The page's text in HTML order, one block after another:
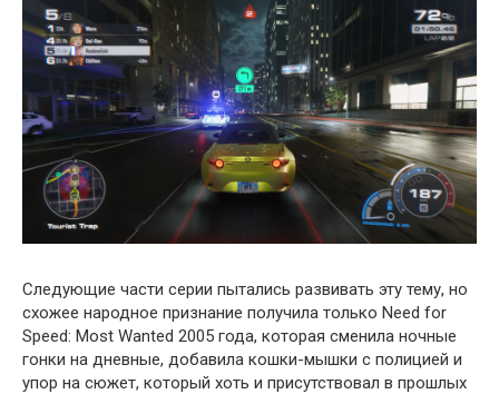
Следующие части серии пытались развивать эту тему, но
схожее народное признание получила только Need for
Speed: Most Wanted 2005 года, которая сменила ночные
гонки на дневные, добавила кошки-мышки с полицией и
упор на сюжет, который хоть и присутствовал в прошлых